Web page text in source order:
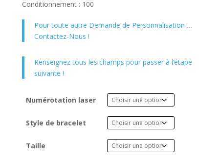
Conditionnement : 100
Pour toute autre Demande de Personnalisation …
Contactez-Nous !
Renseignez tous les champs pour passer à l’étape
suivante !
Numérotation laser
Style de bracelet
Taille